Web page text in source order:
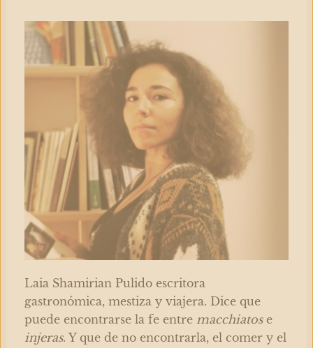
Laia Shamirian Pulido escritora
gastronómica, mestiza y viajera. Dice que
puede encontrarse la fe entre macchiatose
injeras. Y que de no encontrarla, el comer y el